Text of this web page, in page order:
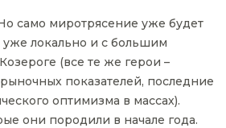
само миротрясение уже будет
уже локально и с большим
(все те же герои –
показателей, последние
оптимизма в массах).
они породили в начале года.